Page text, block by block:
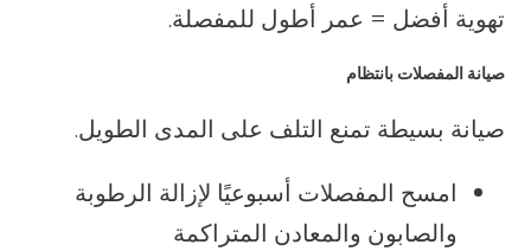
تهوية أفضل = عمر أطول للمفصلة.
صيانة المفصلات بانتظام
صيانة بسيطة تمنع التلف على المدى الطويل.
امسح المفصلات أسبوعيًا لإزالة الرطوبة
والصابون والمعادن المتراكمة